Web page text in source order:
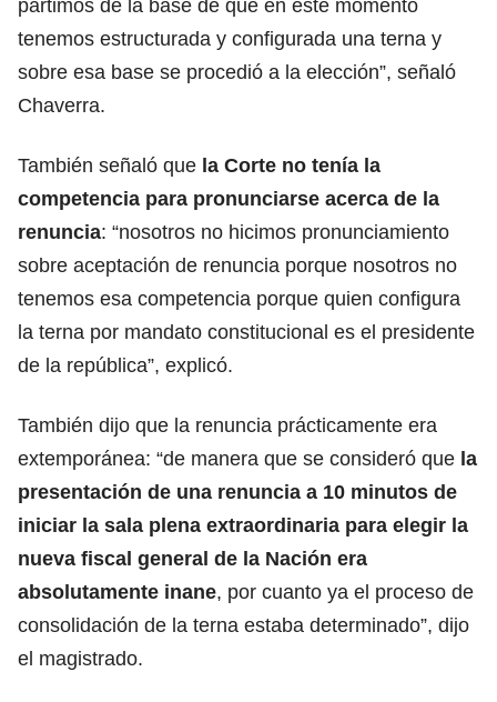
partimos de la base de que en este momento
tenemos estructurada y configurada una terna y
sobre esa base se procedió a la elección”, señaló
Chaverra.
También señaló que la Corte no tenía la
competencia para pronunciarse acerca de la
renuncia: “nosotros no hicimos pronunciamiento
sobre aceptación de renuncia porque nosotros no
tenemos esa competencia porque quien configura
la terna por mandato constitucional es el presidente
de la república”, explicó.
También dijo que la renuncia prácticamente era
extemporánea: “de manera que se consideró que la
presentación de una renuncia a 10 minutos de
iniciar la sala plena extraordinaria para elegir la
nueva fiscal general de la Nación era
absolutamente inane, por cuanto ya el proceso de
consolidación de la terna estaba determinado”, dijo
el magistrado.